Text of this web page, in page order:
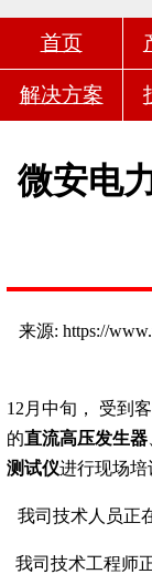
首页
解决方案
微安电
来源: https://
12月中旬， 受到
的直流高压发生器
测试仪进行现场培
我司技术人员正
我司技术工程师